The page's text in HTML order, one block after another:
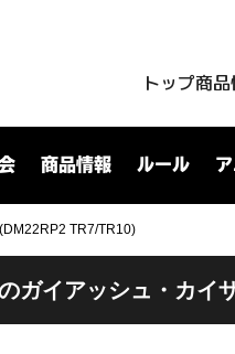
トップ商
商品情報 ルール
TR7/TR10)
ガイアッシュ・カイ